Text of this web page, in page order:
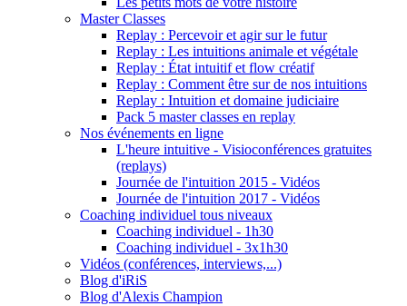
Master Classes
Replay : Percevoir et agir sur le futur
Replay : Les intuitions animale et végétale
Replay : État intuitif et flow créatif
Replay : Comment être sur de nos intuitions
Replay : Intuition et domaine judiciaire
Pack 5 master classes en replay
Nos événements en ligne
L'heure intuitive - Visioconférences gratuites
(replays)
Journée de l'intuition 2015 - Vidéos
Journée de l'intuition 2017 - Vidéos
Coaching individuel tous niveaux
Coaching individuel - 1h30
Coaching individuel - 3x1h30
Vidéos (conférences, interviews,...)
Blog d'iRiS
Blog d'Alexis Champion